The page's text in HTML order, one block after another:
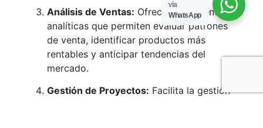
Análisis de Ventas: Ofrece herramientas
analíticas que permiten evaluar patrones
de venta, identificar productos más
rentables y anticipar tendencias del
mercado.
Gestión de Proyectos: Facilita la gestión
vía
WhatsApp